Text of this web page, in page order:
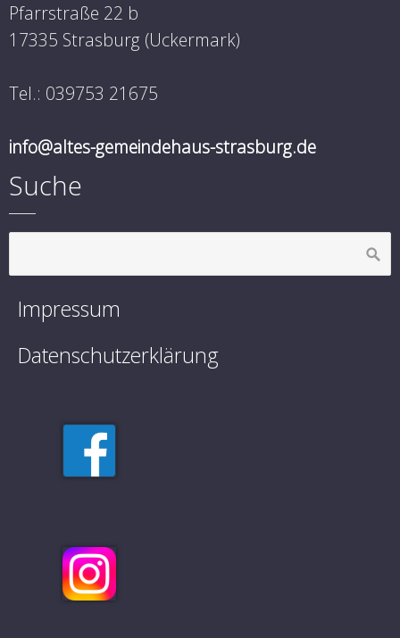
Pfarrstraße 22 b
17335 Strasburg (Uckermark)
Tel.: 039753 21675
info@altes-gemeindehaus-strasburg.de
Suche
Impressum
Datenschutzerklärung